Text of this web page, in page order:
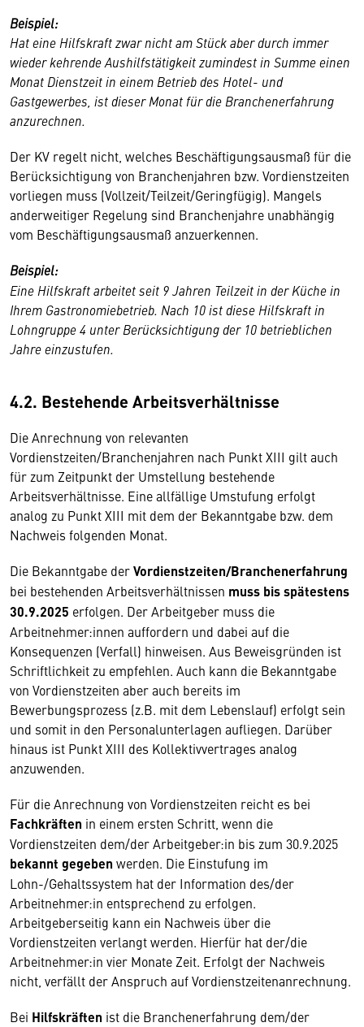
Beispiel:
Hat eine Hilfskraft zwar nicht am Stück aber durch immer
wieder kehrende Aushilfstätigkeit zumindest in Summe einen
Monat Dienstzeit in einem Betrieb des Hotel- und
Gastgewerbes, ist dieser Monat für die Branchenerfahrung
anzurechnen.
Der KV regelt nicht, welches Beschäftigungsausmaß für die
Berücksichtigung von Branchenjahren bzw. Vordienstzeiten
vorliegen muss (Vollzeit/Teilzeit/Geringfügig). Mangels
anderweitiger Regelung sind Branchenjahre unabhängig
vom Beschäftigungsausmaß anzuerkennen.
Beispiel:
Eine Hilfskraft arbeitet seit 9 Jahren Teilzeit in der Küche in
Ihrem Gastronomiebetrieb. Nach 10 ist diese Hilfskraft in
Lohngruppe 4 unter Berücksichtigung der 10 betrieblichen
Jahre einzustufen.
4.2. Bestehende Arbeitsverhältnisse
Die Anrechnung von relevanten
Vordienstzeiten/Branchenjahren nach Punkt XIII gilt auch
für zum Zeitpunkt der Umstellung bestehende
Arbeitsverhältnisse. Eine allfällige Umstufung erfolgt
analog zu Punkt XIII mit dem der Bekanntgabe bzw. dem
Nachweis folgenden Monat.
Die Bekanntgabe derVordienstzeiten/Branchenerfahrung
bei bestehenden Arbeitsverhältnissen muss bis spätestens
30.9.2025 erfolgen. Der Arbeitgeber muss die
Arbeitnehmer:innen auffordern und dabei auf die
Konsequenzen (Verfall) hinweisen. Aus Beweisgründen ist
Schriftlichkeit zu empfehlen. Auch kann die Bekanntgabe
von Vordienstzeiten aber auch bereits im
Bewerbungsprozess (z.B. mit dem Lebenslauf) erfolgt sein
und somit in den Personalunterlagen aufliegen. Darüber
hinaus ist Punkt XIII des Kollektivvertrages analog
anzuwenden.
Für die Anrechnung von Vordienstzeiten reicht es bei
Fachkräften in einem ersten Schritt, wenn die
Vordienstzeiten dem/der Arbeitgeber:in bis zum 30.9.2025
bekannt gegeben werden. Die Einstufung im
Lohn-/Gehaltssystem hat der Information des/der
Arbeitnehmer:in entsprechend zu erfolgen.
Arbeitgeberseitig kann ein Nachweis über die
Vordienstzeiten verlangt werden. Hierfür hat der/die
Arbeitnehmer:in vier Monate Zeit. Erfolgt der Nachweis
nicht, verfällt der Anspruch auf Vordienstzeitenanrechnung.
Bei Hilfskräften ist die Branchenerfahrung dem/der